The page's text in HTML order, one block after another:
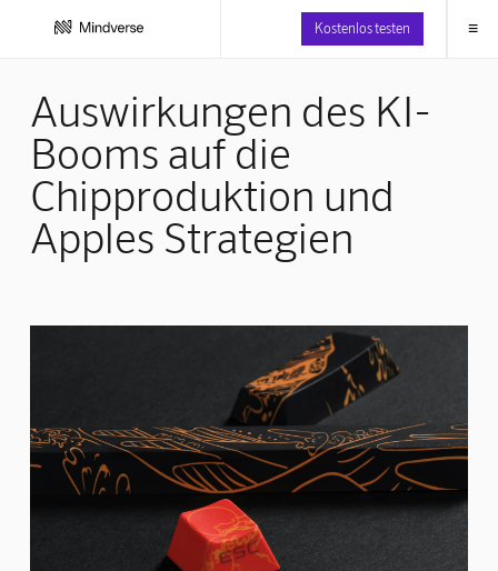
Kostenlos testen ≡
Auswirkungen des KI-
Booms auf die
Chipproduktion und
Apples Strategien